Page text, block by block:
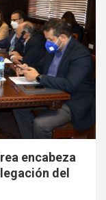
encabeza
del